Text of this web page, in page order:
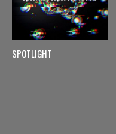
SPOTLIGHT